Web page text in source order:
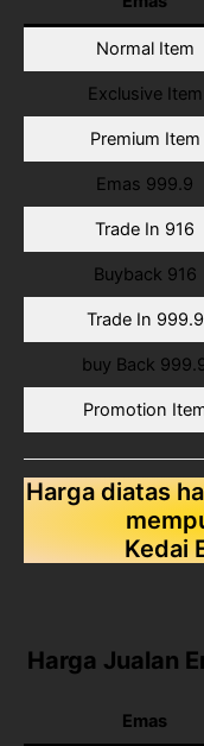
Normal Item
Exclusive Item
Premium Item
Emas 999.9
Trade In 916
Buyback 916
Trade In 999.9
buy Back
Promotion
Harga diatas
Kedai
Harga Jualan
Emas